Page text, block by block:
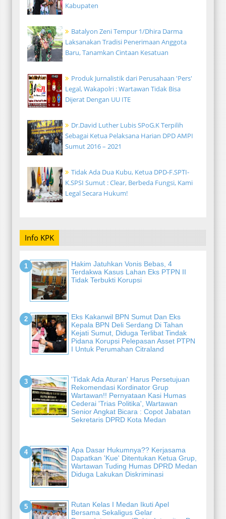
Kabupaten
Batalyon Zeni Tempur 1/Dhira Darma
Laksanakan Tradisi Penerimaan Anggota
Baru, Tanamkan Cintaan Kesatuan
Produk Jurnalistik dari Perusahaan 'Pers'
Legal, Wakapolri : Wartawan Tidak Bisa
Dijerat Dengan UU ITE
Dr.David Luther Lubis SPoG.K Terpilih
Sebagai Ketua Pelaksana Harian DPD AMPI
Sumut 2016 – 2021
Tidak Ada Dua Kubu, Ketua DPD-F.SPTI-
K.SPSI Sumut : Clear, Berbeda Fungsi, Kami
Legal Secara Hukum!
Info KPK
Hakim Jatuhkan Vonis Bebas, 4
Terdakwa Kasus Lahan Eks PTPN II
Tidak Terbukti Korupsi
Eks Kakanwil BPN Sumut Dan Eks
Kepala BPN Deli Serdang Di Tahan
Kejati Sumut, Diduga Terlibat Tindak
Pidana Korupsi Pelepasan Asset PTPN
I Untuk Perumahan Citraland
'Tidak Ada Aturan' Harus Persetujuan
Rekomendasi Kordinator Grup
Wartawan!! Pernyataan Kasi Humas
Cederai 'Trias Politika', Wartawan
Senior Angkat Bicara : Copot Jabatan
Sekretaris DPRD Kota Medan
Apa Dasar Hukumnya?? Kerjasama
Dapatkan 'Kue' Ditentukan Ketua Grup,
Wartawan Tuding Humas DPRD Medan
Diduga Lakukan Diskriminasi
Rutan Kelas I Medan Ikuti Apel
Bersama Sekaligus Gelar